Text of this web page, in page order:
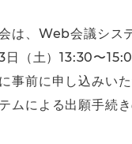
は、Web会議シス
日（土）13:30〜
事前に申し込みい
ムによる出願手続